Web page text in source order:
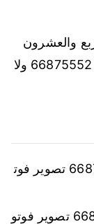
والعشرون
ساعة لخدمة العملاء الكرام، تواصل الان 66875552 ولا
تصوير فيديو للمناسبات صبحان 66875552 تصوير فوت
تصوير فيديو للمناسبات القصور 66875552 تصوير فوتو